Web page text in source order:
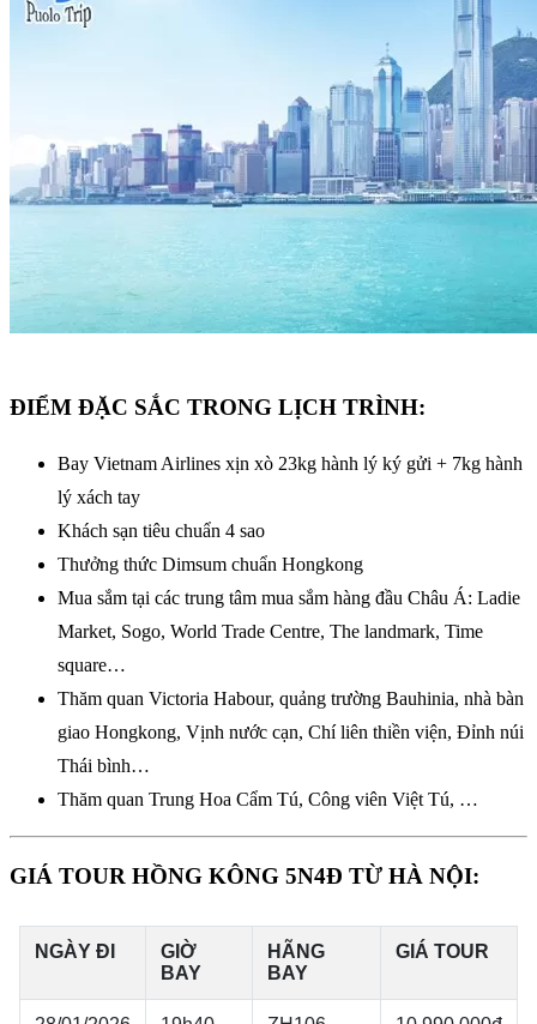
ĐIỂM ĐẶC SẮC TRONG LỊCH TRÌNH:
Bay Vietnam Airlines xịn xò 23kg hành lý ký gửi + 7kg hành
lý xách tay
Khách sạn tiêu chuẩn 4 sao
Thưởng thức Dimsum chuẩn Hongkong
Mua sắm tại các trung tâm mua sắm hàng đầu Châu Á: Ladie
Market, Sogo, World Trade Centre, The landmark, Time
square…
Thăm quan Victoria Habour, quảng trường Bauhinia, nhà bàn
giao Hongkong, Vịnh nước cạn, Chí liên thiền viện, Đỉnh núi
Thái bình…
Thăm quan Trung Hoa Cẩm Tú, Công viên Việt Tú, …
GIÁ TOUR HỒNG KÔNG 5N4Đ TỪ HÀ NỘI: